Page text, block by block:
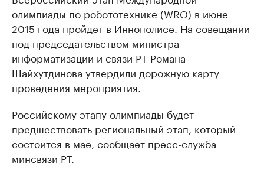
олимпиады по робототехнике (WRO) в июне
2015 года пройдет в Иннополисе. На совещании
под председательством министра
информатизации и связи РТ Романа
Шайхутдинова утвердили дорожную карту
проведения мероприятия.
Российскому этапу олимпиады будет
предшествовать региональный этап, который
состоится в мае, сообщает пресс-служба
минсвязи РТ.